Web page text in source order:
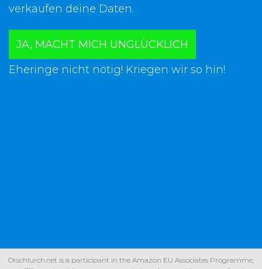
verkaufen deine Daten.
JA, MACHT MICH UNGLÜCKLICH
Eheringe nicht nötig! Kriegen wir so hin!
Orschlurch.net is a participant in the Amazon EU Associates Programme,